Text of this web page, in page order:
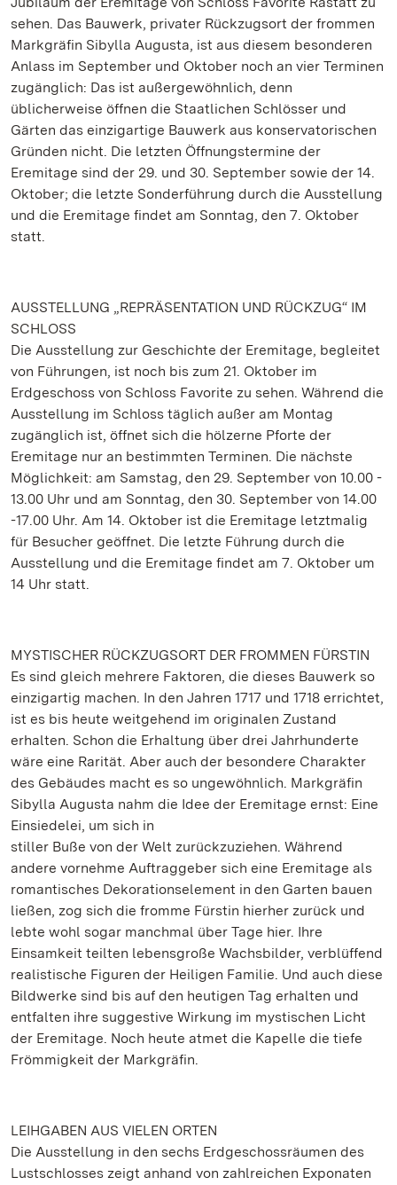
sehen. Das Bauwerk, privater Rückzugsort der frommen
Markgräfin Sibylla Augusta, ist aus diesem besonderen
Anlass im September und Oktober noch an vier Terminen
zugänglich: Das ist außergewöhnlich, denn
üblicherweise öffnen die Staatlichen Schlösser und
Gärten das einzigartige Bauwerk aus konservatorischen
Gründen nicht. Die letzten Öffnungstermine der
Eremitage sind der 29. und 30. September sowie der 14.
Oktober; die letzte Sonderführung durch die Ausstellung
und die Eremitage findet am Sonntag, den 7. Oktober
statt.
AUSSTELLUNG „REPRÄSENTATION UND RÜCKZUG“ IM
SCHLOSS
Die Ausstellung zur Geschichte der Eremitage, begleitet
von Führungen, ist noch bis zum 21. Oktober im
Erdgeschoss von Schloss Favorite zu sehen. Während die
Ausstellung im Schloss täglich außer am Montag
zugänglich ist, öffnet sich die hölzerne Pforte der
Eremitage nur an bestimmten Terminen. Die nächste
Möglichkeit: am Samstag, den 29. September von 10.00 -
13.00 Uhr und am Sonntag, den 30. September von 14.00
-17.00 Uhr. Am 14. Oktober ist die Eremitage letztmalig
für Besucher geöffnet. Die letzte Führung durch die
Ausstellung und die Eremitage findet am 7. Oktober um
14 Uhr statt.
MYSTISCHER RÜCKZUGSORT DER FROMMEN FÜRSTIN
Es sind gleich mehrere Faktoren, die dieses Bauwerk so
einzigartig machen. In den Jahren 1717 und 1718 errichtet,
ist es bis heute weitgehend im originalen Zustand
erhalten. Schon die Erhaltung über drei Jahrhunderte
wäre eine Rarität. Aber auch der besondere Charakter
des Gebäudes macht es so ungewöhnlich. Markgräfin
Sibylla Augusta nahm die Idee der Eremitage ernst: Eine
Einsiedelei, um sich in
stiller Buße von der Welt zurückzuziehen. Während
andere vornehme Auftraggeber sich eine Eremitage als
romantisches Dekorationselement in den Garten bauen
ließen, zog sich die fromme Fürstin hierher zurück und
lebte wohl sogar manchmal über Tage hier. Ihre
Einsamkeit teilten lebensgroße Wachsbilder, verblüffend
realistische Figuren der Heiligen Familie. Und auch diese
Bildwerke sind bis auf den heutigen Tag erhalten und
entfalten ihre suggestive Wirkung im mystischen Licht
der Eremitage. Noch heute atmet die Kapelle die tiefe
Frömmigkeit der Markgräfin.
LEIHGABEN AUS VIELEN ORTEN
Die Ausstellung in den sechs Erdgeschossräumen des
Lustschlosses zeigt anhand von zahlreichen Exponaten